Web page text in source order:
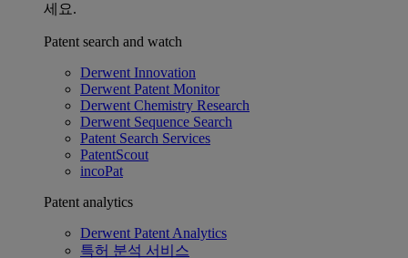
세요.
Patent search and watch
Derwent Innovation
Derwent Patent Monitor
Derwent Chemistry Research
Derwent Sequence Search
Patent Search Services
PatentScout
incoPat
Patent analytics
Derwent Patent Analytics
특허 분석 서비스